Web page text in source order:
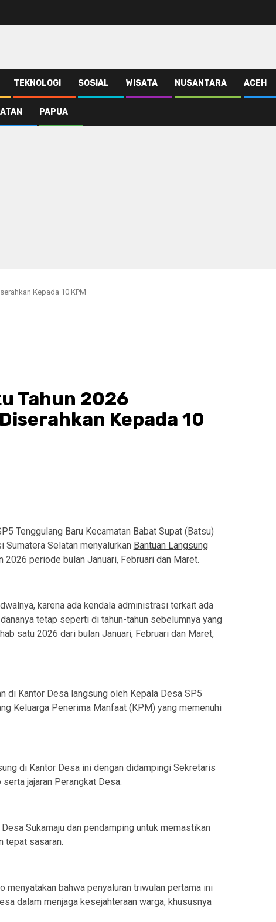
TEKNOLOGI SOSIAL WISATA NUSANTARA ACEH
PAPUA
Kepada 10 KPM
Tahun 2026
Kepada 10
Tenggulang Baru Kecamatan Babat Supat (Batsu)
Sumatera Selatan menyalurkan Bantuan Langsung
2026 periode bulan Januari, Februari dan Maret.
karena ada kendala administrasi terkait ada
tetap seperti di tahun-tahun sebelumnya yang
satu 2026 dari bulan Januari, Februari dan Maret,
di Kantor Desa langsung oleh Kepala Desa SP5
Keluarga Penerima Manfaat (KPM) yang memenuhi
di Kantor Desa ini dengan didampingi Sekretaris
jajaran Perangkat Desa.
Sukamaju dan pendamping untuk memastikan
tepat sasaran.
menyatakan bahwa penyaluran triwulan pertama ini
dalam menjaga kesejahteraan warga, khususnya